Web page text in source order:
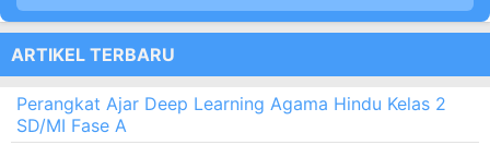
ARTIKEL TERBARU
Perangkat Ajar Deep Learning Agama Hindu Kelas 2
SD/MI Fase A